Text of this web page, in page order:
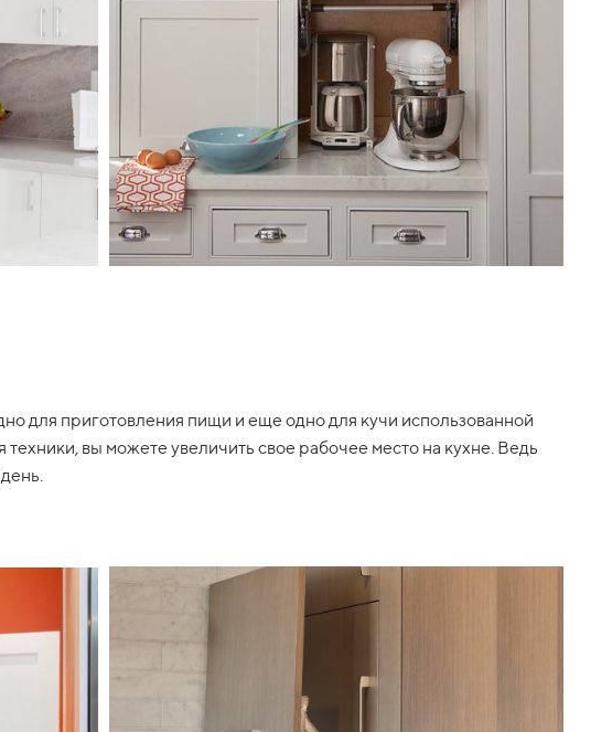
для приготовления пищи и еще одно для кучи использованной
вы можете увеличить свое рабочее место на кухне. Ведь